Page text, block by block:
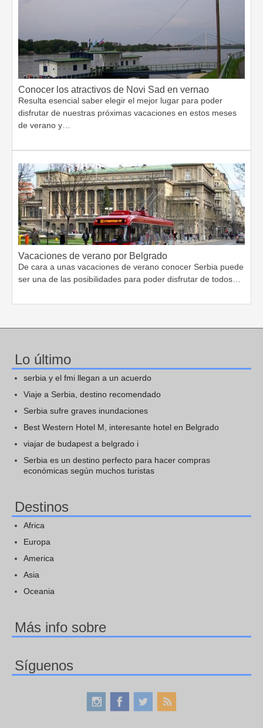
Conocer los atractivos de Novi Sad en vernao
Resulta esencial saber elegir el mejor lugar para poder
disfrutar de nuestras próximas vacaciones en estos meses
de verano y…
Vacaciones de verano por Belgrado
De cara a unas vacaciones de verano conocer Serbia puede
ser una de las posibilidades para poder disfrutar de todos…
Lo último
serbia y el fmi llegan a un acuerdo
Viaje a Serbia, destino recomendado
Serbia sufre graves inundaciones
Best Western Hotel M, interesante hotel en Belgrado
viajar de budapest a belgrado i
Serbia es un destino perfecto para hacer compras
económicas según muchos turistas
Destinos
Africa
Europa
America
Asia
Oceania
Más info sobre
Síguenos